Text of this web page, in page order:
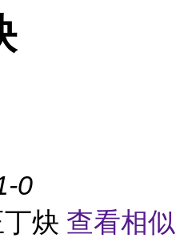
0
炔 查看相似